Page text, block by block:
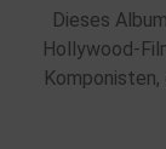
Dieses
Hollywood-